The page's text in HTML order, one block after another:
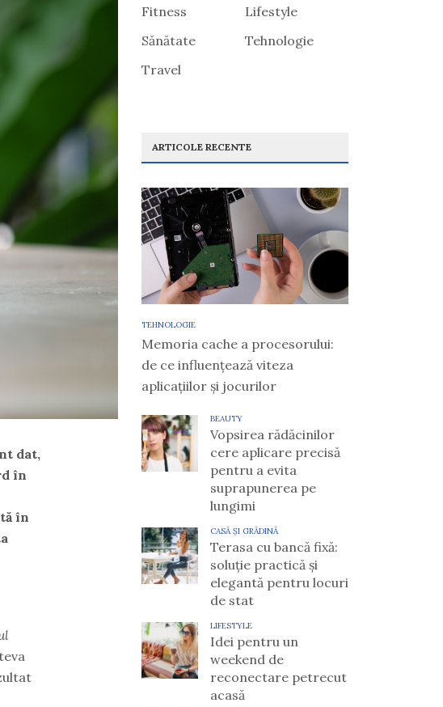
dat,
în
în
Fitness
Lifestyle
Sănătate
Tehnologie
Travel
ARTICOLE RECENTE
TEHNOLOGIE
Memoria cache a procesorului:
de ce influențează viteza
aplicațiilor și jocurilor
BEAUTY
Vopsirea rădăcinilor
cere aplicare precisă
pentru a evita
suprapunerea pe
lungimi
CASĂ ȘI GRĂDINĂ
Terasa cu bancă fixă:
soluție practică și
elegantă pentru locuri
de stat
LIFESTYLE
Idei pentru un
weekend de
reconectare petrecut
acasă